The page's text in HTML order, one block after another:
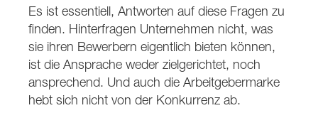
Es ist essentiell, Antworten auf diese Fragen zu
finden. Hinterfragen Unternehmen nicht, was
sie ihren Bewerbern eigentlich bieten können,
ist die Ansprache weder zielgerichtet, noch
ansprechend. Und auch die Arbeitgebermarke
hebt sich nicht von der Konkurrenz ab.